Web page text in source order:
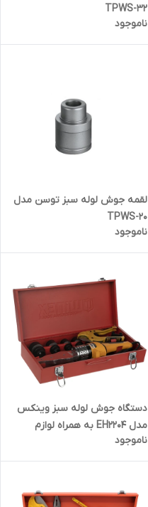
TPWS-32
ناموجود
لقمه جوش لوله سبز توسن مدل
TPWS-20
ناموجود
دستگاه جوش لوله سبز وینکس
مدل EH2204 به همراه لوازم
جانبی
ناموجود